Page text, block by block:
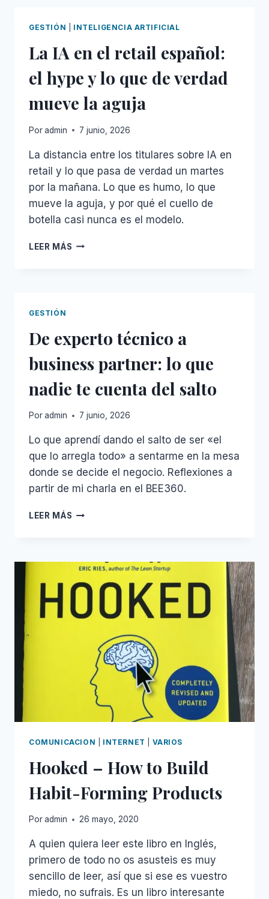
PROYECTOS
DE
QUE
FRACASAN
GESTIÓN INTELIGENCIA ARTIFICIAL
La IA en el retail español:
el hype y lo que de verdad
mueve la aguja
Poradmin 7 junio, 2026
La distancia entre los titulares sobre IA en
retail y lo que pasa de verdad un martes
por la mañana. Lo que es humo, lo que
mueve la aguja, y por qué el cuello de
botella casi nunca es el modelo.
LEER MÁS LA
Y
QUE
DE
VERDAD
LA
GESTIÓN
De experto técnico a
business partner: lo que
nadie te cuenta del salto
Poradmin 7 junio, 2026
Lo que aprendí dando el salto de ser «el
que lo arregla todo» a sentarme en la mesa
donde se decide el negocio. Reflexiones a
partir de mi charla en el BEE360.
LEER MÁS DE
BUSINESS
LO
NADIE
CUENTA
SALTO
COMUNICACION INTERNET VARIOS
Hooked – How to Build
Habit-Forming Products
Poradmin 26 mayo, 2020
A quien quiera leer este libro en Inglés,
primero de todo no os asusteis es muy
sencillo de leer, así que si ese es vuestro
miedo, no sufrais. Es un libro interesante